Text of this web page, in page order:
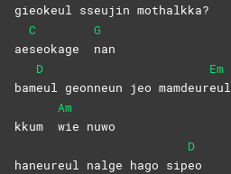
gieokeul sseujin mothalkka?
ae
C
seokage
G
nan
bam
D
eul geonneun jeo mamdeur
Em
eul
kkum
Am
wie nuwo
haneureul nalge hago sip
D
eo